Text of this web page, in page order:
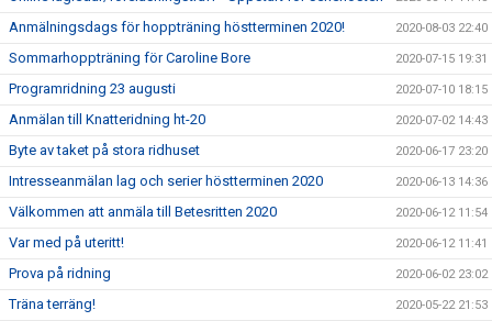
Anmälningsdags för hoppträning höstterminen 2020! 2020-08-03 22:40
Sommarhoppträning för Caroline Bore 2020-07-15 19:31
Programridning 23 augusti 2020-07-10 18:15
Anmälan till Knatteridning ht-20 2020-07-02 14:43
Byte av taket på stora ridhuset 2020-06-17 23:20
Intresseanmälan lag och serier höstterminen 2020 2020-06-13 14:36
Välkommen att anmäla till Betesritten 2020 2020-06-12 11:54
Var med på uteritt! 2020-06-12 11:41
Prova på ridning 2020-06-02 23:02
Träna terräng! 2020-05-22 21:53